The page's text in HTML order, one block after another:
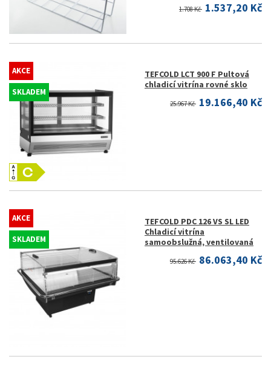
1.708 Kč 1.537,20 Kč
AKCE
SKLADEM
TEFCOLD LCT 900 F Pultová
chladicí vitrína rovné sklo
25.967 Kč 19.166,40 Kč
AKCE
SKLADEM
TEFCOLD PDC 126 VS SL LED
Chladicí vitrína
samoobslužná, ventilovaná
95.626 Kč 86.063,40 Kč